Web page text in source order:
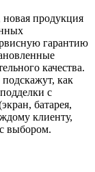
новая продукция
гарантию
качества.
как
с
батарея,
клиенту,
выбором.